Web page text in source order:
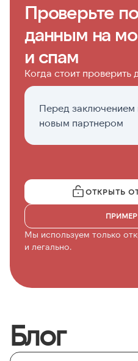
Проверьте
данным на
и спам
Когда стоит проверить
Перед заключением
новым партнером
ОТКРЫТЬ
ПРИМЕР
Мы используем только
и легально.
Блог